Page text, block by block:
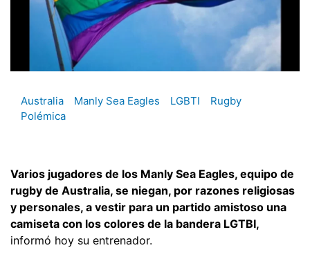
Australia Manly Sea Eagles LGBTI
Rugby
Polémica
Varios jugadores de los Manly Sea Eagles, equipo de
rugby de Australia, se niegan, por razones religiosas
y personales, a vestir para un partido amistoso una
camiseta con los colores de la bandera LGTBI,
informó hoy su entrenador.